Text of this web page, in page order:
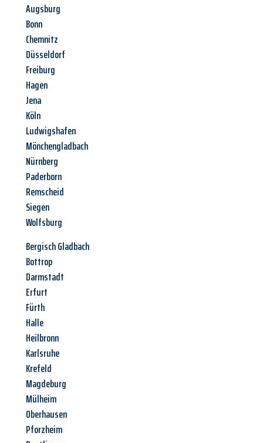
Augsburg
Bonn
Chemnitz
Düsseldorf
Freiburg
Hagen
Jena
Köln
Ludwigshafen
Mönchengladbach
Nürnberg
Paderborn
Remscheid
Siegen
Wolfsburg
Bergisch Gladbach
Bottrop
Darmstadt
Erfurt
Fürth
Halle
Heilbronn
Karlsruhe
Krefeld
Magdeburg
Mülheim
Oberhausen
Pforzheim